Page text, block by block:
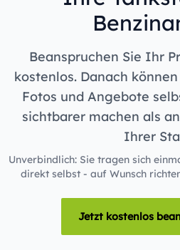
Beanspruchen Sie Ihr
kostenlos. Danach
Fotos und Angebote
sichtbarer machen als
Ihrer
Unverbindlich: Sie tragen sich
direkt selbst - auf Wunsch
Jetzt kostenlos